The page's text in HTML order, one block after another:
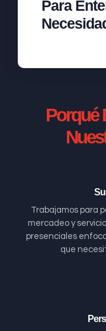
Para
Porqué
Trabajamos para
mercadeo y
presenciales
que